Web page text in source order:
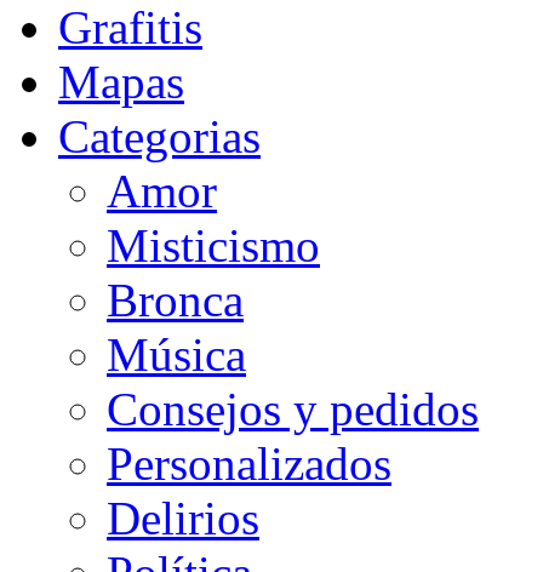
Grafitis
Mapas
Categorias
Amor
Misticismo
Bronca
Música
Consejos y pedidos
Personalizados
Delirios